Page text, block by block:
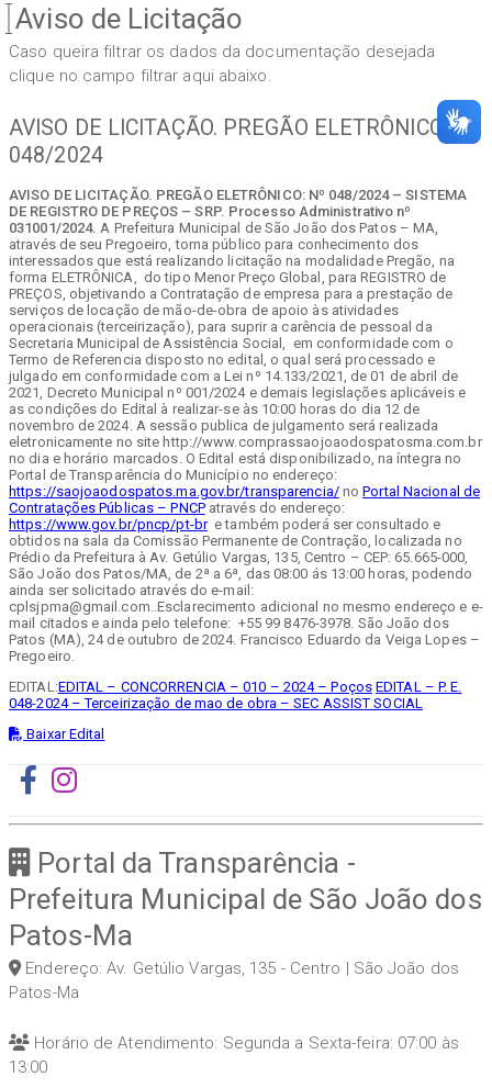
Aviso de Licitação
Caso queira filtrar os dados da documentação desejada
clique no campo filtrar aqui abaixo.
AVISO DE LICITAÇÃO. PREGÃO ELETRÔNICO: Nº
048/2024
AVISO DE LICITAÇÃO. PREGÃO ELETRÔNICO: Nº 048/2024 – SISTEMA
DE REGISTRO DE PREÇOS – SRP. Processo Administrativo nº
031001/2024. A Prefeitura Municipal de São João dos Patos – MA,
através de seu Pregoeiro, torna público para conhecimento dos
interessados que está realizando licitação na modalidade Pregão, na
forma ELETRÔNICA, do tipo Menor Preço Global, para REGISTRO de
PREÇOS, objetivando a Contratação de empresa para a prestação de
serviços de locação de mão-de-obra de apoio às atividades
operacionais (terceirização), para suprir a carência de pessoal da
Secretaria Municipal de Assistência Social, em conformidade com o
Termo de Referencia disposto no edital, o qual será processado e
julgado em conformidade com a Lei nº 14.133/2021, de 01 de abril de
2021, Decreto Municipal nº 001/2024 e demais legislações aplicáveis e
as condições do Edital à realizar-se às 10:00 horas do dia 12 de
novembro de 2024. A sessão publica de julgamento será realizada
eletronicamente no site http://www.comprassaojoaodospatosma.com.br
no dia e horário marcados. O Edital está disponibilizado, na íntegra no
Portal de Transparência do Município no endereço:
https://saojoaodospatos.ma.gov.br/transparencia/noPortal Nacional de
Contratações Públicas – PNCPatravés do endereço:
https://www.gov.br/pncp/pt-bre também poderá ser consultado e
obtidos na sala da Comissão Permanente de Contração, localizada no
Prédio da Prefeitura à Av. Getúlio Vargas, 135, Centro – CEP: 65.665-000,
São João dos Patos/MA, de 2ª a 6ª, das 08:00 ás 13:00 horas, podendo
ainda ser solicitado através do e-mail:
cplsjpma@gmail.com..Esclarecimento adicional no mesmo endereço e e-
mail citados e ainda pelo telefone: +55 99 8476-3978. São João dos
Patos (MA), 24 de outubro de 2024. Francisco Eduardo da Veiga Lopes –
Pregoeiro.
EDITAL:EDITAL – CONCORRENCIA – 010 – 2024 – Poços EDITAL – P. E.
048-2024 – Terceirização de mao de obra – SEC ASSIST SOCIAL
Baixar Edital
Portal da Transparência -
Prefeitura Municipal de São João dos
Patos-Ma
Endereço: Av. Getúlio Vargas, 135 - Centro | São João dos
Patos-Ma
Horário de Atendimento: Segunda a Sexta-feira: 07:00 às
13:00